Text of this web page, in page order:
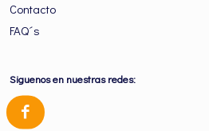
Contacto
FAQ´s
Siguenos en nuestras redes: